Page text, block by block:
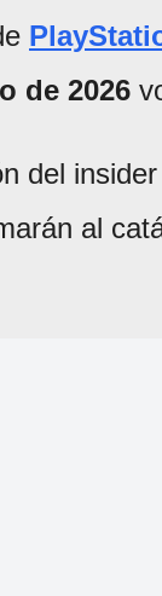
de 2026
del insider
al